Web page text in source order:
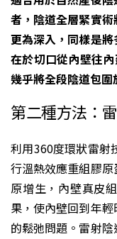
者，陰道全層緊實
更為深入，同樣是
在於切口從內壁往
幾乎將全段陰道包圍
第二種方法：
利用360度環狀雷射
行溫熱效應重組膠
原增生，內壁真皮
果，使內壁回到年
的鬆弛問題。雷射